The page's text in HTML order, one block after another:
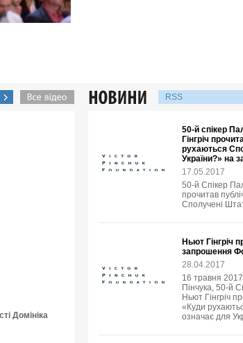
Домініка
RSS
50-й спікер
Гінгріч
рухаються
України?» на
17.05.2017
50-й Спікер
прочитав
Сполучені
Ньют Гінгріч
запрошення
28.04.2017
16 травня
Пінчука, 50-й
Ньют Гінгріч
«Куди
означає для